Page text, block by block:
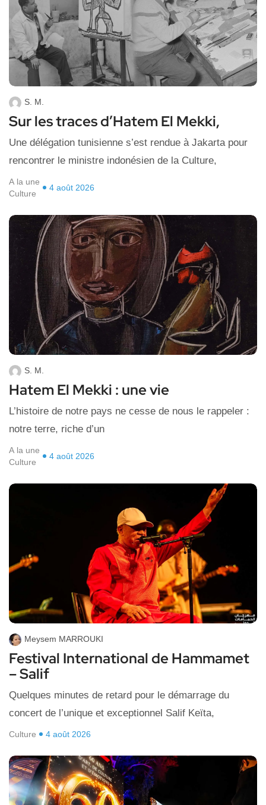
S. M.
Sur les traces d’Hatem El Mekki,
Une délégation tunisienne s’est rendue à Jakarta pour
rencontrer le ministre indonésien de la Culture,
A la une
Culture
4 août 2026
S. M.
Hatem El Mekki : une vie
L’histoire de notre pays ne cesse de nous le rappeler :
notre terre, riche d’un
A la une
Culture
4 août 2026
Meysem MARROUKI
Festival International de Hammamet
– Salif
Quelques minutes de retard pour le démarrage du
concert de l’unique et exceptionnel Salif Keïta,
Culture 4 août 2026